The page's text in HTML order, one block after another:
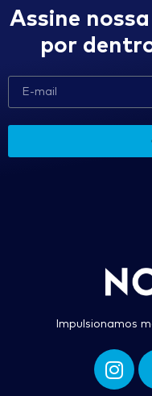
Assine
por
Impulsionamos